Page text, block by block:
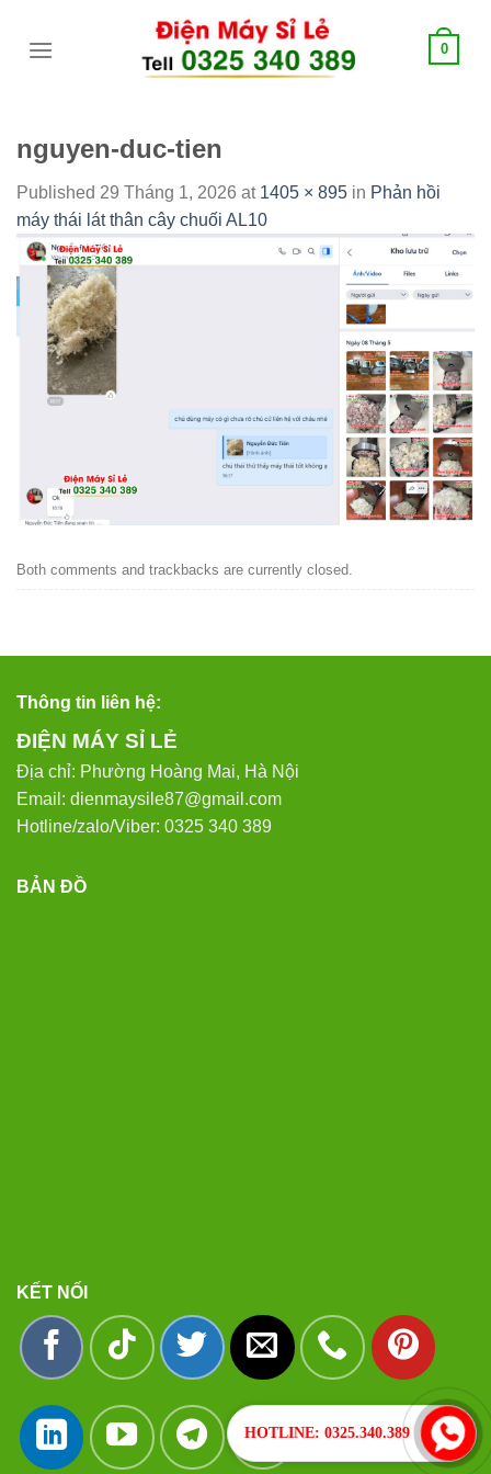
0
nguyen-duc-tien
Published 29 Tháng 1, 2026 at 1405 × 895 in Phản hồi
máy thái lát thân cây chuối AL10
Both comments and trackbacks are currently closed.
Thông tin liên hệ:
ĐIỆN MÁY SỈ LẺ
Địa chỉ: Phường Hoàng Mai, Hà Nội
Email: dienmaysile87@gmail.com
Hotline/zalo/Viber: 0325 340 389
BẢN ĐỒ
KẾT NỐI
HOTLINE: 0325.340.389